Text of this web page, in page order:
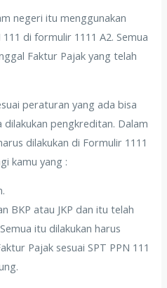
negeri itu menggunakan
di formulir 1111 A2. Semua
Faktur Pajak yang telah
peraturan yang ada bisa
pengkreditan. Dalam
dilakukan di Formulir 1111
kamu yang :
BKP atau JKP dan itu telah
itu dilakukan harus
Pajak sesuai SPT PPN 111